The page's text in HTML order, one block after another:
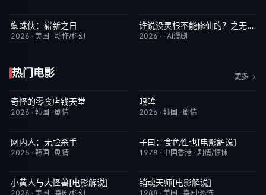
TC中字
蜘蛛侠：崭新之日
2026 · 美国 · 动作/科幻
完结 5.0谁说没灵根不能修仙的？之无灵证道第五季
2026 · · AI漫剧
热门电影 更多
HD中字
奇怪的零食店钱天堂
2026 · 韩国 · 剧情
HD中字
眼眸
2026 · 韩国 · 剧情
今日更新
网内人：无脸杀手
2025 · 韩国 · 剧情
已完结
子曰：食色性也[电影解说]
1978 · 中国香港 · 剧情/惊悚
已完结
小黄人与大怪兽[电影解说]
2026 · 美国 · 喜剧/科幻
已完结
销魂天师[电影解说]
1988 · 美国 · 喜剧/恐怖